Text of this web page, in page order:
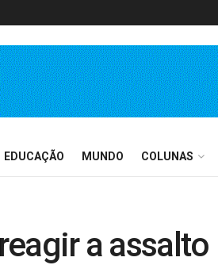
EDUCAÇÃO MUNDO COLUNAS
a assalto